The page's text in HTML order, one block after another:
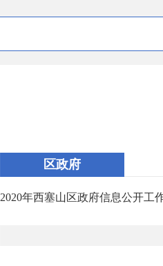
区政府
2020年西塞山区政府信息公开工